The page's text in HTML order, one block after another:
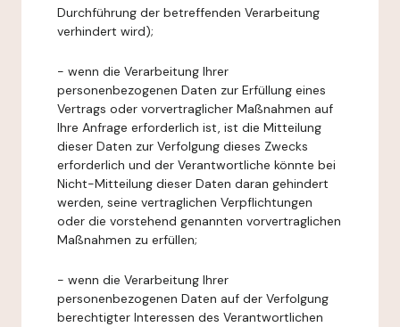
Durchführung der betreffenden Verarbeitung
verhindert wird);
- wenn die Verarbeitung Ihrer
personenbezogenen Daten zur Erfüllung eines
Vertrags oder vorvertraglicher Maßnahmen auf
Ihre Anfrage erforderlich ist, ist die Mitteilung
dieser Daten zur Verfolgung dieses Zwecks
erforderlich und der Verantwortliche könnte bei
Nicht-Mitteilung dieser Daten daran gehindert
werden, seine vertraglichen Verpflichtungen
oder die vorstehend genannten vorvertraglichen
Maßnahmen zu erfüllen;
- wenn die Verarbeitung Ihrer
personenbezogenen Daten auf der Verfolgung
berechtigter Interessen des Verantwortlichen